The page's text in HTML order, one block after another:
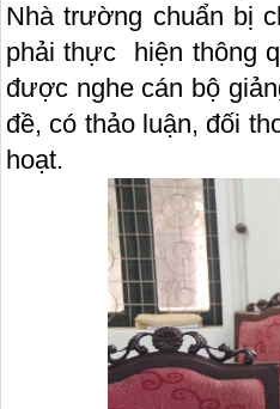
Nhà trường chuẩn bị
phải thực hiện thông
được nghe cán bộ
đề, có thảo luận, đối
hoạt.